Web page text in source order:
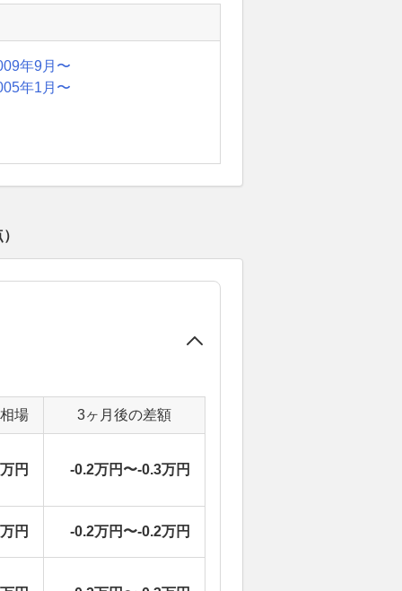
年9月〜
年1月〜
場 3ヶ月後の差額
円 -0.2万円〜-0.3万円
円 -0.2万円〜-0.2万円